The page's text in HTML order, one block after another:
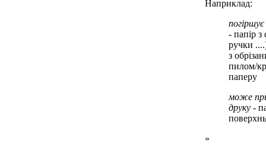
Наприклад:
- папір
ручки
з
пилом/
паперу
може
друку -
»